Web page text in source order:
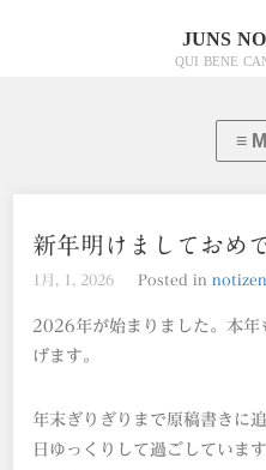
JUNS
QUI BENE
新年明けましておめ
1月, 1, 2026 Posted innotizen
2026年が始まりました。本年
げます。
年末ぎりぎりまで原稿書きに
日ゆっくりして過ごしていま